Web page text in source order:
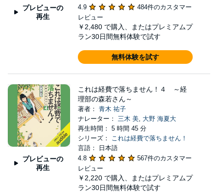
プレビューの
再生
4.9
484件のカスタマー
レビュー
￥2,480 で購入、またはプレミアムプ
ラン30日間無料体験で試す
無料体験を試す
プレビューの
再生
これは経費で落ちません！４ ～経
理部の森若さん～
著者： 青木 祐子
ナレーター： 三木 美, 大野 海夏大
再生時間： 5 時間 45 分
シリーズ： これは経費で落ちません！
言語： 日本語
4.8
567件のカスタマー
レビュー
￥2,220 で購入、またはプレミアムプ
ラン30日間無料体験で試す